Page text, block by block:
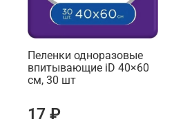
Пеленки одноразовые
впитывающие iD 40×60
см, 30 шт
17 ₽